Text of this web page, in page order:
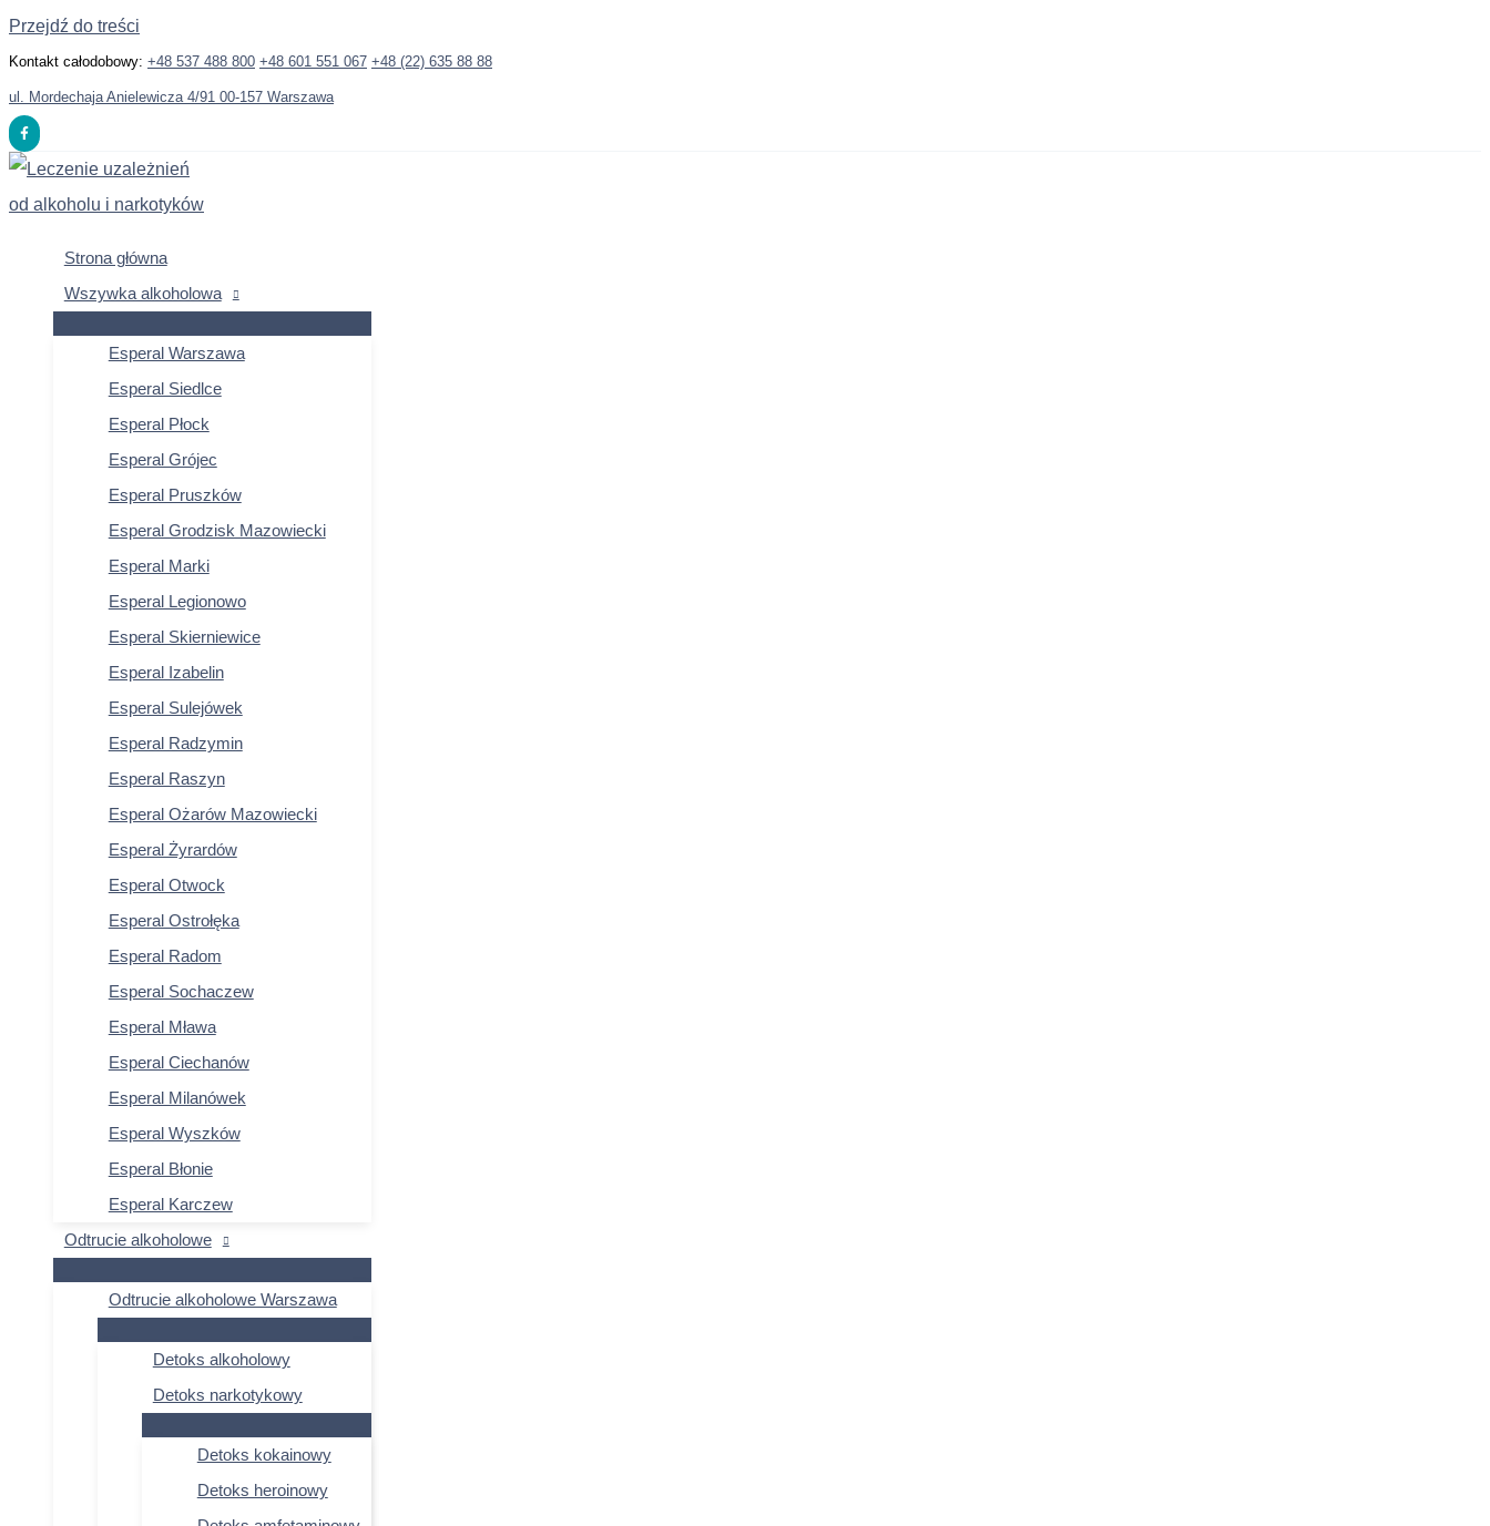
Przejdź do treści
Kontakt całodobowy: +48 537 488 800 +48 601 551 067 +48 (22) 635 88 88
ul. Mordechaja Anielewicza 4/91 00-157 Warszawa
Strona główna
Wszywka alkoholowa
Esperal Warszawa
Esperal Siedlce
Esperal Płock
Esperal Grójec
Esperal Pruszków
Esperal Grodzisk Mazowiecki
Esperal Marki
Esperal Legionowo
Esperal Skierniewice
Esperal Izabelin
Esperal Sulejówek
Esperal Radzymin
Esperal Raszyn
Esperal Ożarów Mazowiecki
Esperal Żyrardów
Esperal Otwock
Esperal Ostrołęka
Esperal Radom
Esperal Sochaczew
Esperal Mława
Esperal Ciechanów
Esperal Milanówek
Esperal Wyszków
Esperal Błonie
Esperal Karczew
Odtrucie alkoholowe
Odtrucie alkoholowe Warszawa
Detoks alkoholowy
Detoks narkotykowy
Detoks kokainowy
Detoks heroinowy